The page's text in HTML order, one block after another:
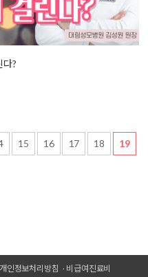
다?
15 16 17 18 19
개인정보처리방침 비급여진료비